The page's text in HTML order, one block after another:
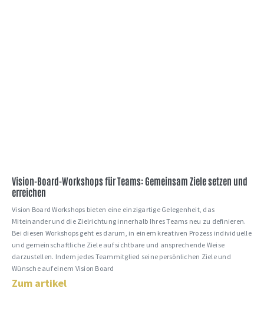
Vision-Board-Workshops für Teams: Gemeinsam Ziele setzen und
erreichen
Vision Board Workshops bieten eine einzigartige Gelegenheit, das
Miteinander und die Zielrichtung innerhalb Ihres Teams neu zu definieren.
Bei diesen Workshops geht es darum, in einem kreativen Prozess individuelle
und gemeinschaftliche Ziele auf sichtbare und ansprechende Weise
darzustellen. Indem jedes Teammitglied seine persönlichen Ziele und
Wünsche auf einem Vision Board
Zum artikel